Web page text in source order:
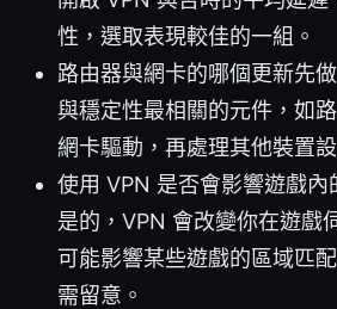
性，選取表現較佳的一組。
路由器與網卡的哪個更新先
與穩定性最相關的元件，如
網卡驅動，再處理其他裝置設
使用 VPN 是否會影響遊戲內
是的，VPN 會改變你在遊戲
可能影響某些遊戲的區域匹
需留意。